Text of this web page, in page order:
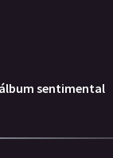
álbum sentimental